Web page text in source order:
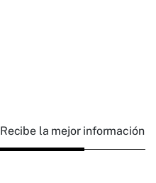
Recibe la mejor información